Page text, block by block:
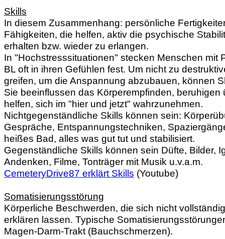
Skills
In diesem Zusammenhang: persönliche
Fähigkeiten, die helfen, aktiv die psychische
erhalten bzw. wieder zu erlangen.
In "Hochstresssituationen" stecken Menschen mit
BL oft in ihren Gefühlen fest. Um nicht zu
greifen, um die Anspannung abzubauen, können
Sie beeinflussen das Körperempfinden, beruhigen
helfen, sich im "hier und jetzt" wahrzunehmen.
Nichtgegenständliche Skills können sein:
Gespräche, Entspannungstechniken,
heißes Bad, alles was gut tut und stabilisiert.
Gegenständliche Skills können sein Düfte, Bilder,
Andenken, Filme, Tonträger mit Musik u.v.a.m.
CemeteryDrive87 erklärt Skills (Youtube)
Somatisierungsstörung
Körperliche Beschwerden, die sich nicht
erklären lassen. Typische
Magen-Darm-Trakt (Bauchschmerzen).